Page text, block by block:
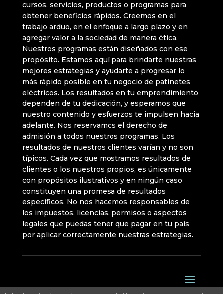
cursos, servicios, productos o programas para
obtener beneficios rápidos. Creemos en el
trabajo arduo, en el enfoque a largo plazo y en
agregar valor a la sociedad de manera ética.
Nuestros programas están diseñados con ese
propósito. Estamos aquí para brindarte nuestras
mejores estrategias y ayudarte a progresar lo
más rápido posible en tu negocio de patinetes
eléctricos. Los resultados en tu emprendimiento
dependen de tu dedicación, y esperamos que
nuestro contenido y esfuerzos te impulsen hacia
adelante. Nos reservamos el derecho de
admisión a todos nuestros programas. Los
resultados de nuestros clientes varían y no son
típicos. Cada vez que mostramos resultados de
clientes o los nuestros propios, es únicamente
con propósitos ilustrativos y en ningún caso
constituyen una promesa de resultados
específicos. No nos hacemos responsables de
los impuestos, licencias, permisos o aspectos
legales que puedas tener que pagar en tu país
por aplicar correctamente nuestras estrategias.